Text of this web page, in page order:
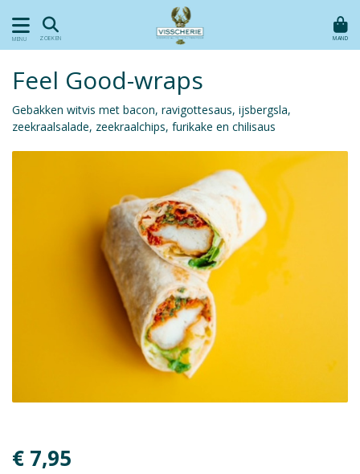
MENU ZOEKEN MAND
Feel Good-wraps
Gebakken witvis met bacon, ravigottesaus, ijsbergsla,
zeekraalsalade, zeekraalchips, furikake en chilisaus
€ 7,95